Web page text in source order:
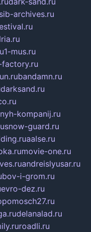
sib-archives.ru
1-mus.ru
factory.ru
bandamn.ru
darksand.ru
kompanij.ru
snow-guard.ru
aalse.ru
movie-one.ru
andreislyusar.ru
i-grom.ru
evro-dez.ru
delanalad.ru
roadli.ru